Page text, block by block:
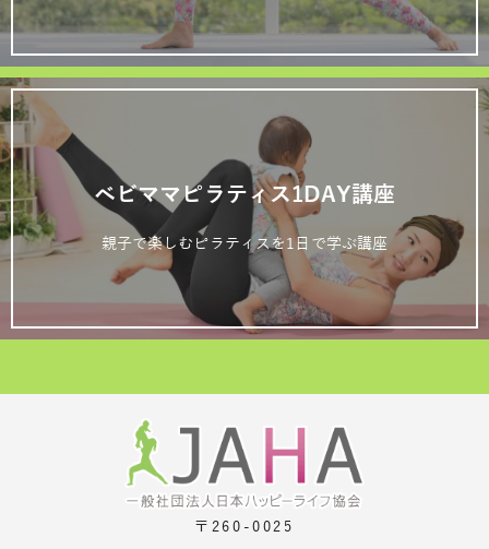
ベビママピラティス1DAY講座
親子で楽しむピラティスを1日で学ぶ講座
〒260-0025